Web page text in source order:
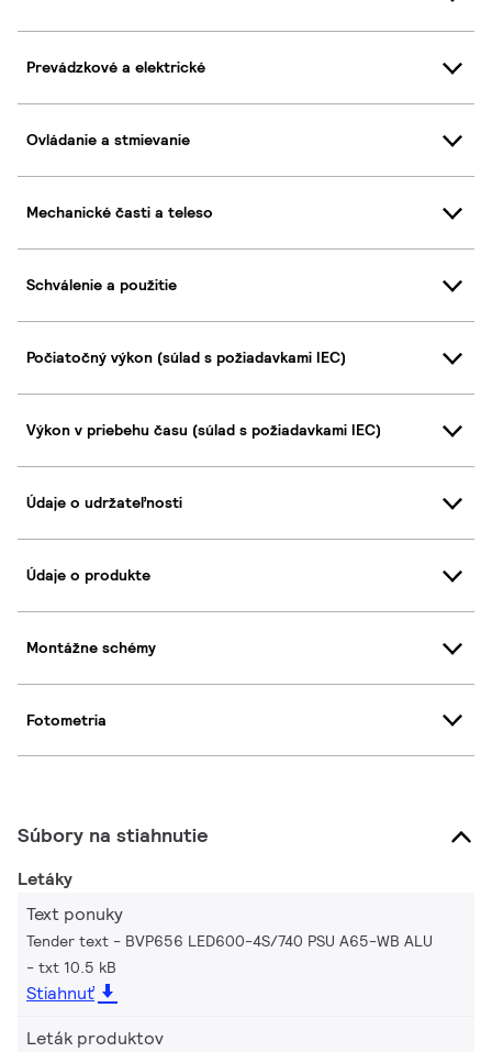
Prevádzkové a elektrické
Ovládanie a stmievanie
Mechanické časti a teleso
Schválenie a použitie
Počiatočný výkon (súlad s požiadavkami IEC)
Výkon v priebehu času (súlad s požiadavkami IEC)
Údaje o udržateľnosti
Údaje o produkte
Montážne schémy
Fotometria
Súbory na stiahnutie
Letáky
Text ponuky
Tender text - BVP656 LED600-4S/740 PSU A65-WB ALU
txt 10.5 kB
Stiahnuť
Leták produktov